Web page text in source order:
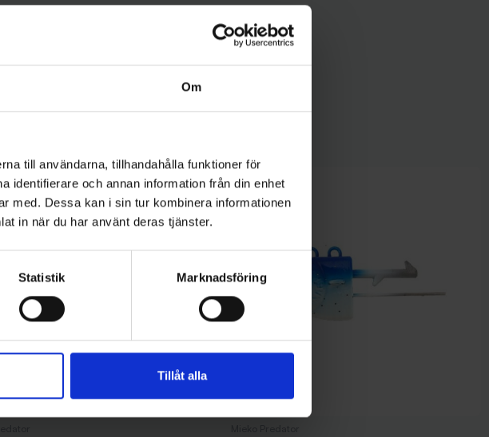
Om
till användarna, tillhandahålla funktioner för
identifierare och annan information från din enhet
med. Dessa kan i sin tur kombinera informationen
in när du har använt deras tjänster.
Statistik Marknadsföring
Tillåt alla